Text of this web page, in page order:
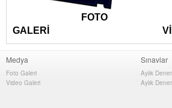
FOTO
GALERİ VİDEO
Medya
Foto Galeri
Video Galeri
Sınavlar
Aylık
Aylık